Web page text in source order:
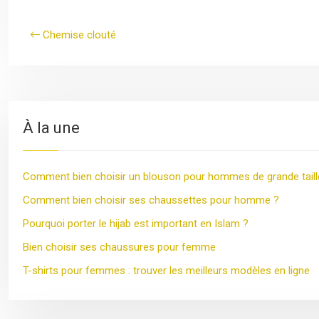
Chemise clouté
À la une
Comment bien choisir un blouson pour hommes de grande
Comment bien choisir ses chaussettes pour homme ?
Pourquoi porter le hijab est important en Islam ?
Bien choisir ses chaussures pour femme
T-shirts pour femmes : trouver les meilleurs modèles en ligne